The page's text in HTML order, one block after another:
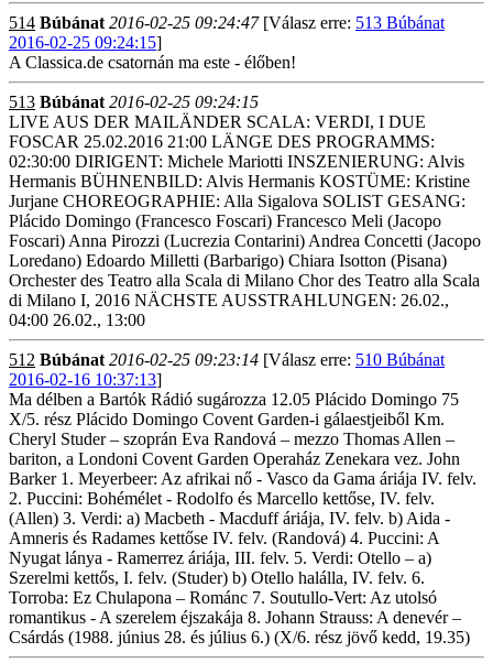
514 Búbánat 2016-02-25 09:24:47[Válasz erre: 513 Búbánat
2016-02-25 09:24:15]
A Classica.de csatornán ma este - élőben!
513 Búbánat 2016-02-25 09:24:15
LIVE AUS DER MAILÄNDER SCALA: VERDI, I DUE
FOSCAR 25.02.2016 21:00 LÄNGE DES PROGRAMMS:
02:30:00 DIRIGENT: Michele Mariotti INSZENIERUNG: Alvis
Hermanis BÜHNENBILD: Alvis Hermanis KOSTÜME: Kristine
Jurjane CHOREOGRAPHIE: Alla Sigalova SOLIST GESANG:
Plácido Domingo (Francesco Foscari) Francesco Meli (Jacopo
Foscari) Anna Pirozzi (Lucrezia Contarini) Andrea Concetti (Jacopo
Loredano) Edoardo Milletti (Barbarigo) Chiara Isotton (Pisana)
Orchester des Teatro alla Scala di Milano Chor des Teatro alla Scala
di Milano I, 2016 NÄCHSTE AUSSTRAHLUNGEN: 26.02.,
04:00 26.02., 13:00
512 Búbánat 2016-02-25 09:23:14 [Válasz erre: 510 Búbánat
2016-02-16 10:37:13]
Ma délben a Bartók Rádió sugározza 12.05 Plácido Domingo 75
X/5. rész Plácido Domingo Covent Garden-i gálaestjeiből Km.
Cheryl Studer – szoprán Eva Randová – mezzo Thomas Allen –
bariton, a Londoni Covent Garden Operaház Zenekara vez. John
Barker 1. Meyerbeer: Az afrikai nő - Vasco da Gama áriája IV. felv.
2. Puccini: Bohémélet - Rodolfo és Marcello kettőse, IV. felv.
(Allen) 3. Verdi: a) Macbeth - Macduff áriája, IV. felv. b) Aida -
Amneris és Radames kettőse IV. felv. (Randová) 4. Puccini: A
Nyugat lánya - Ramerrez áriája, III. felv. 5. Verdi: Otello – a)
Szerelmi kettős, I. felv. (Studer) b) Otello halálla, IV. felv. 6.
Torroba: Ez Chulapona – Románc 7. Soutullo-Vert: Az utolsó
romantikus - A szerelem éjszakája 8. Johann Strauss: A denevér –
Csárdás (1988. június 28. és július 6.) (X/6. rész jövő kedd, 19.35)